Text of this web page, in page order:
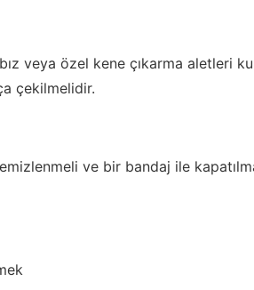
veya özel kene çıkarma aletleri
çekilmelidir.
ve bir bandaj ile